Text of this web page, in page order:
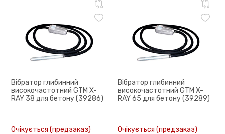
Вібратор глибинний
високочастотний GTM X-
RAY 38 для бетону (39286)
Очікується (предзаказ)
Вібратор глибинний
високочастотний GTM X-
RAY 65 для бетону (39289)
Очікується (предзаказ)